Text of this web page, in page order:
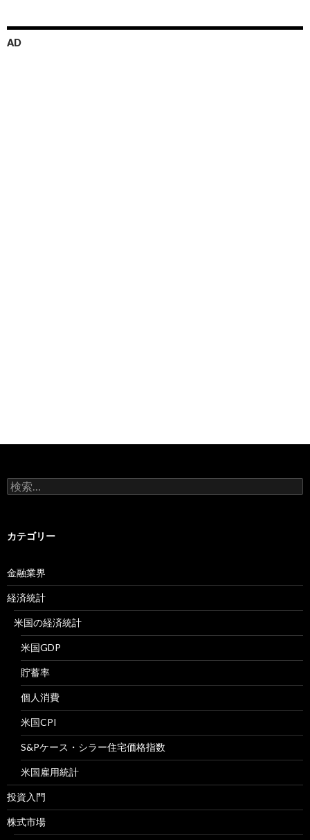
AD
検
索:
カテゴリー
金融業界
経済統計
米国の経済統計
米国GDP
貯蓄率
個人消費
米国CPI
S&Pケース・シラー住宅価格指数
米国雇用統計
投資入門
株式市場